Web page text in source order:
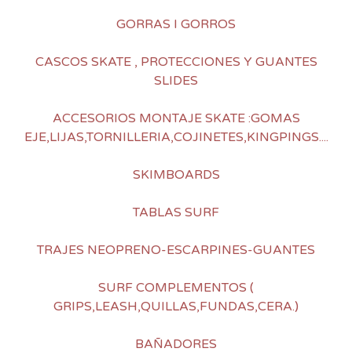
GORRAS I GORROS
CASCOS SKATE , PROTECCIONES Y GUANTES
SLIDES
ACCESORIOS MONTAJE SKATE :GOMAS
EJE,LIJAS,TORNILLERIA,COJINETES,KINGPINGS....
SKIMBOARDS
TABLAS SURF
TRAJES NEOPRENO-ESCARPINES-GUANTES
SURF COMPLEMENTOS (
GRIPS,LEASH,QUILLAS,FUNDAS,CERA.)
BAÑADORES